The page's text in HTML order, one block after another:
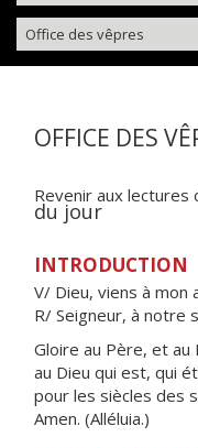
Office des vêpres
OFFICE DES
Revenir aux lectures
du jour
INTRODUCTION
V/ Dieu, viens à mon
R/ Seigneur, à notre
Gloire au Père, et au
au Dieu qui est, qui
pour les siècles des
Amen. (Alléluia.)